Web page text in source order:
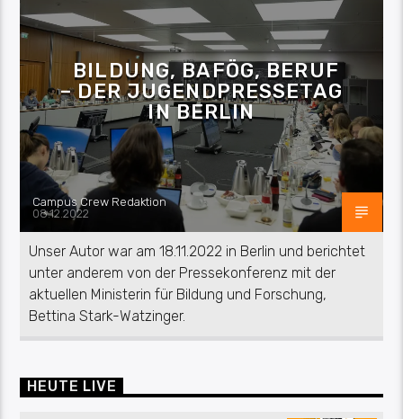
BILDUNG, BAFÖG, BERUF
– DER JUGENDPRESSETAG
IN BERLIN
Campus Crew Redaktion
08.12.2022
Unser Autor war am 18.11.2022 in Berlin und berichtet
unter anderem von der Pressekonferenz mit der
aktuellen Ministerin für Bildung und Forschung,
Bettina Stark-Watzinger.
HEUTE LIVE